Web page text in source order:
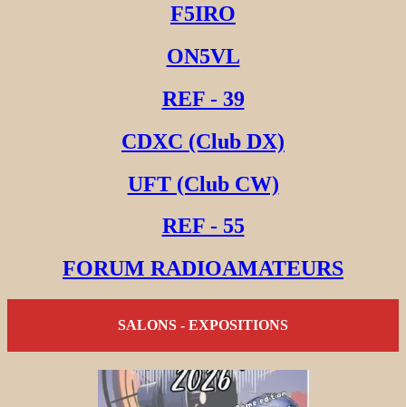
F5IRO
ON5VL
REF - 39
CDXC (Club DX)
UFT (Club CW)
REF - 55
FORUM RADIOAMATEURS
SALONS - EXPOSITIONS